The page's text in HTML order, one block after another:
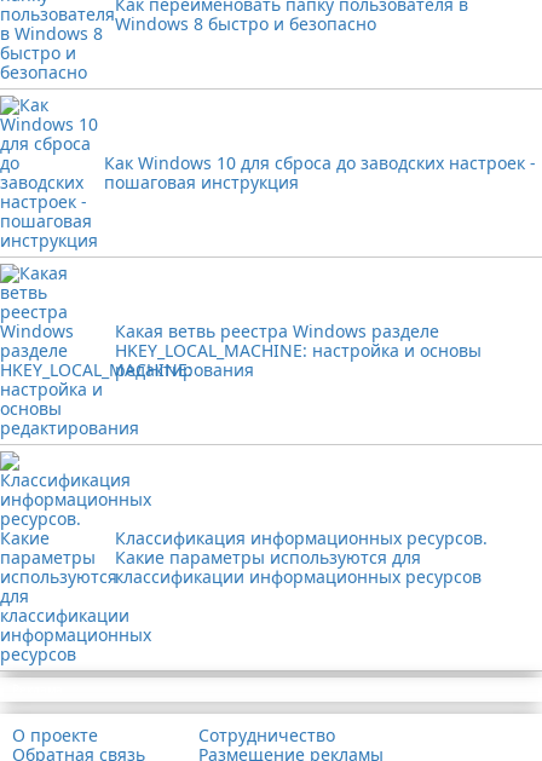
Windows 8 быстро и безопасно
Как Windows 10 для сброса до заводских настроек -
пошаговая инструкция
Какая ветвь реестра Windows разделе
HKEY_LOCAL_MACHINE: настройка и основы
редактирования
Классификация информационных ресурсов.
Какие параметры используются для
классификации информационных ресурсов
О проекте
Обратная связь
Сотрудничество
Размещение рекламы